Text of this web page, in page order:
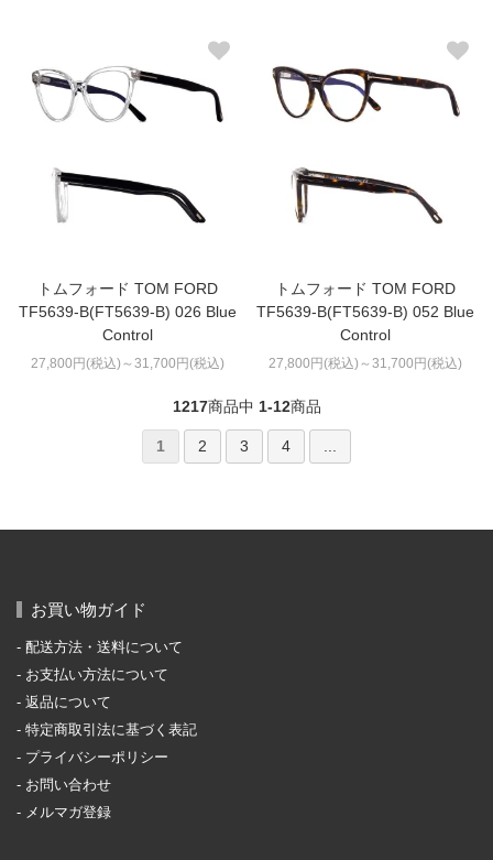
トムフォード TOM FORD
TF5639-B(FT5639-B) 026 Blue
Control
27,800円(税込)～31,700円(税込)
トムフォード TOM FORD
TF5639-B(FT5639-B) 052 Blue
Control
27,800円(税込)～31,700円(税込)
1217商品中 1-12商品
1 2 3 4
お買い物ガイド
配送方法・送料について
お支払い方法について
返品について
特定商取引法に基づく表記
プライバシーポリシー
お問い合わせ
メルマガ登録